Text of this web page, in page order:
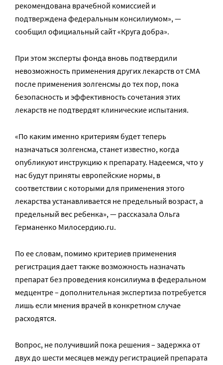
рекомендована врачебной комиссией и
подтверждена федеральным консилиумом», —
сообщил официальный сайт «Круга добра».
При этом эксперты фонда вновь подтвердили
невозможность применения других лекарств от СМА
после применения золгенсмы до тех пор, пока
безопасность и эффективность сочетания этих
лекарств не подтвердят клинические испытания.
«По каким именно критериям будет теперь
назначаться золгенсма, станет известно, когда
опубликуют инструкцию к препарату. Надеемся, что у
нас будут приняты европейские нормы, в
соответствии с которыми для применения этого
лекарства устанавливается не предельный возраст, а
предельный вес ребенка», — рассказала Ольга
Германенко Милосердию.ru.
По ее словам, помимо критериев применения
регистрация дает также возможность назначать
препарат без проведения консилиума в федеральном
медцентре – дополнительная экспертиза потребуется
лишь если мнения врачей в конкретном случае
расходятся.
Вопрос, не получивший пока решения – задержка от
двух до шести месяцев между регистрацией препарата